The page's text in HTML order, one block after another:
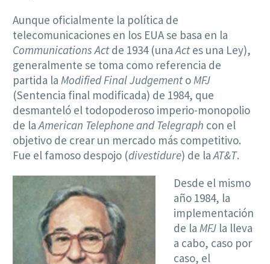
Aunque oficialmente la política de
telecomunicaciones en los EUA se basa en la
Communications Actde 1934 (unaActes una Ley),
generalmente se toma como referencia de
partida la Modified Final Judgemento MFJ
(Sentencia final modificada) de 1984, que
desmanteló el todopoderoso imperio-monopolio
de laAmerican Telephone and Telegraph con el
objetivo de crear un mercado más competitivo.
Fue el famoso despojo (divestidure) de laAT&T.
Desde el mismo
año 1984, la
implementación
de la MFJ la lleva
a cabo, caso por
caso, el